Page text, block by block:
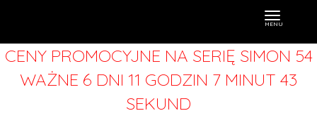
MENU
CENY PROMOCYJNE NA SERIĘ SIMON 54
WAŻNE 6 DNI 11 GODZIN 7 MINUT 42
SEKUND